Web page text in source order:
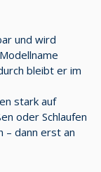
und wird
bleibt er im
stark auf
oder Schlaufen
– dann erst an